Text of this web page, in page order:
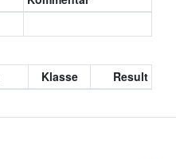
Klasse Result